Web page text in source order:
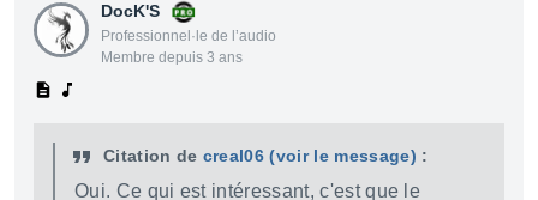
DocK'S
Professionnel·le de l’audio
Membre depuis 3 ans
Citation de creal06 (voir le message) :
Oui. Ce qui est intéressant, c'est que le